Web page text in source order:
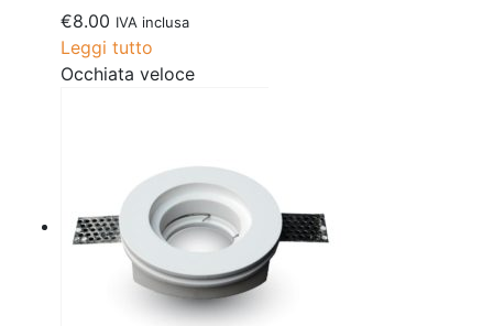
€8.00 IVA inclusa
Leggi tutto
Occhiata veloce